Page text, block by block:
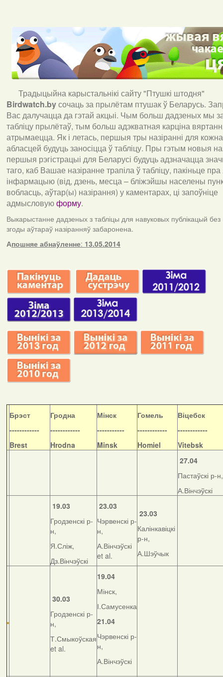
Традыцыйна карыстальнікі сайту "Птушкі штодня"
Birdwatch.byсочаць за прылётам птушак ў Беларусь.
Вас далучацца да гэтай акцыі. Чым больш дадзеных мы
табліцу прылётаў, тым больш адэкватная карціна
атрымаецца. Як і летась, першыя тры назіранні для
абласцей будуць заносіцца ў табліцу. Пры гэтым новыя
першыя рэгістрацыі для Беларусі будуць адзначацца
таго, каб Вашае назіранне трапіла ў табліцу, пакіньце пра
інфармацыю (від, дзень, месца – бліжэйшы населены
вобласць, аўтар(ы) назірання) у каментарах, ці запоўніце
адмысловуюформу.
Выкарыстанне дадзеных з табліцы для навуковых публікацый без
згоды аўтараў назіранняў забаронена.
Апошняе абнаўленне: 13.05.2014
Брэст
------------
Brest
Гродна
------------
Hrodna
Мінск
-----------
Minsk
Гомель
------------
Homiel
Віцебск
------------
Vitebsk
27.04
Пастаўскі р-н,
А.Вінчэўскі
19.03
Гродзенскі р-
н,
Я.Сліж,
Дз.Вінчэўскі
23.03
Чэрвенскі р-
н,
А.Вінчэўскі
et al.
23.03
Калінкавіцкі
р-н,
А.Шэўчык
30.03
Гродзенскі р-
н,
Т.Смыкоўская
et al.
19.04
Мінск,
І.Самусенка
21.04
Чэрвенскі р-
н,
А.Вінчэўскі